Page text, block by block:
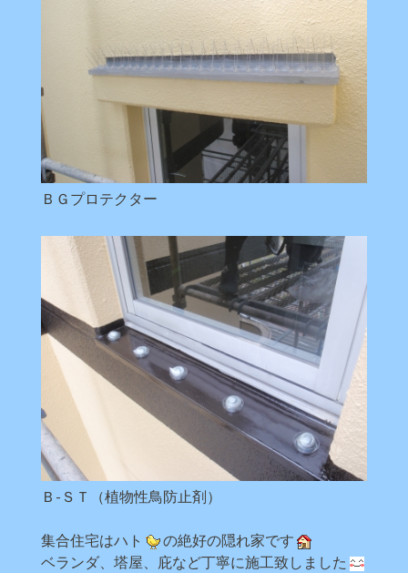
ＢＧプロテクター
Ｂ-ＳＴ（植物性鳥防止剤）
集合住宅はハト
の絶好の隠れ家です
ベランダ、塔屋、庇など丁寧に施工致しました